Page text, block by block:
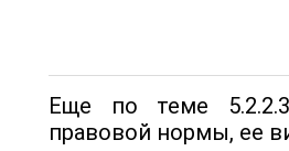
Еще по теме
правовой нормы, ее